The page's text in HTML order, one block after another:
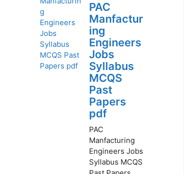
PAC
Manfactur
ing
Engineers
Jobs
Syllabus
MCQS
Past
Papers
pdf
PAC
Manfacturing
Engineers Jobs
Syllabus MCQS